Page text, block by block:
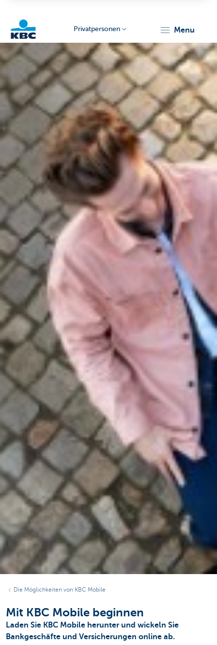
Privatpersonen menu
Die Möglichkeiten von KBC Mobile
Mit KBC Mobile beginnen
Laden Sie KBC Mobile herunter und wickeln Sie
Bankgeschäfte und Versicherungen online ab.